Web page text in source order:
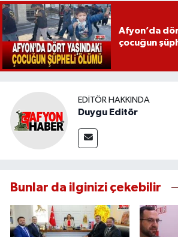
Afyon’da
çocuğun
EDITÖR HAKKINDA
Duygu Editör
Bunlar da ilginizi çekebilir